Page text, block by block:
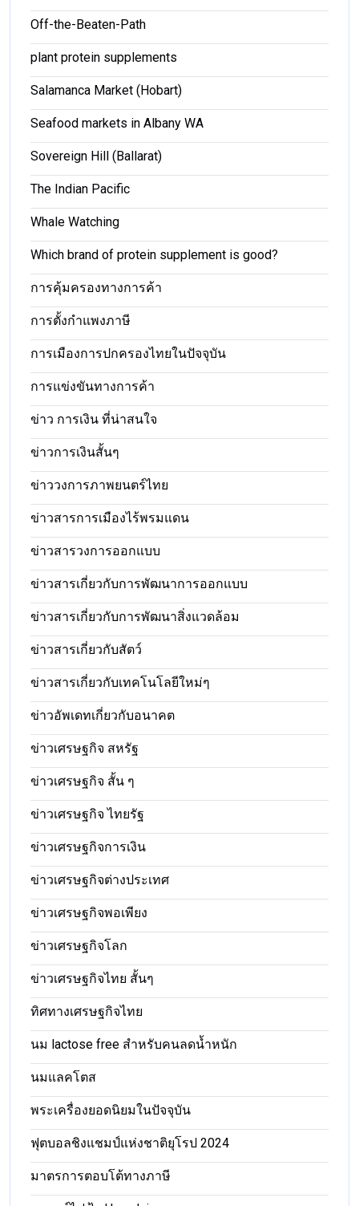
Off-the-Beaten-Path
plant protein supplements
Salamanca Market (Hobart)
Seafood markets in Albany WA
Sovereign Hill (Ballarat)
The Indian Pacific
Whale Watching
Which brand of protein supplement is good?
การคุ้มครองทางการค้า
การตั้งกำแพงภาษี
การเมืองการปกครองไทยในปัจจุบัน
การแข่งขันทางการค้า
ข่าว การเงิน ที่น่าสนใจ
ข่าวการเงินสั้นๆ
ข่าววงการภาพยนตร์ไทย
ข่าวสารการเมืองไร้พรมแดน
ข่าวสารวงการออกแบบ
ข่าวสารเกี่ยวกับการพัฒนาการออกแบบ
ข่าวสารเกี่ยวกับการพัฒนาสิ่งแวดล้อม
ข่าวสารเกี่ยวกับสัตว์
ข่าวสารเกี่ยวกับเทคโนโลยีใหม่ๆ
ข่าวอัพเดทเกี่ยวกับอนาคต
ข่าวเศรษฐกิจ สหรัฐ
ข่าวเศรษฐกิจ สั้น ๆ
ข่าวเศรษฐกิจ ไทยรัฐ
ข่าวเศรษฐกิจการเงิน
ข่าวเศรษฐกิจต่างประเทศ
ข่าวเศรษฐกิจพอเพียง
ข่าวเศรษฐกิจโลก
ข่าวเศรษฐกิจไทย สั้นๆ
ทิศทางเศรษฐกิจไทย
นม lactose free สำหรับคนลดน้ำหนัก
นมแลคโตส
พระเครื่องยอดนิยมในปัจจุบัน
ฟุตบอลชิงแชมป์แห่งชาติยุโรป 2024
มาตรการตอบโต้ทางภาษี